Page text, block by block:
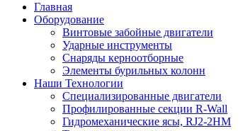
Главная
Оборудование
Винтовые забойные двигатели
Ударные инструменты
Снаряды керноотборные
Элементы бурильных колонн
Наши Технологии
Специализированные двигатели
Профилированные секции R-Wall
Гидромеханические ясы, RJ2-2HM